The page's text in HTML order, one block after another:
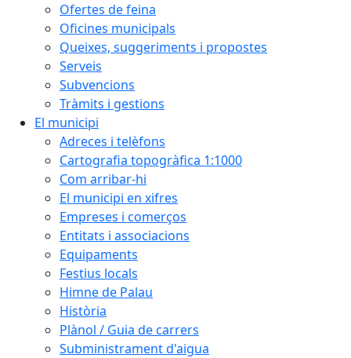
Ofertes de feina
Oficines municipals
Queixes, suggeriments i propostes
Serveis
Subvencions
Tràmits i gestions
El municipi
Adreces i telèfons
Cartografia topogràfica 1:1000
Com arribar-hi
El municipi en xifres
Empreses i comerços
Entitats i associacions
Equipaments
Festius locals
Himne de Palau
Història
Plànol / Guia de carrers
Subministrament d'aigua